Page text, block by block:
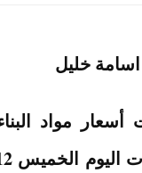
خليل
مواد